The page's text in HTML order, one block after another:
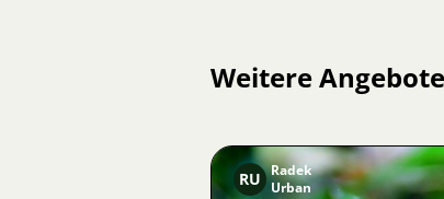
Weitere
RU Radek
Urban